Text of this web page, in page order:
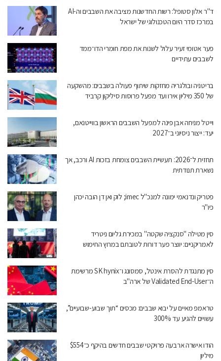
ד"ר אלון סטופל: רשות החדשנות מציבה את השבבים וה-AI
במרכז סדר היום הטכנולוגי של ישראל
פער אטומי זעיר עלול לשנות את מפת חומרי הדו־ממד
לשבבים עתידיים
בריטניה ובולגריה מחזקות שיתוף פעולה בשבבים: מהשקעה
של 350 מיליון אירו ועד מפעל פרוסות סיליקון קרביד
וייטל מניחה אבן פינה למפעל השבבים הראשון בווייטנאם,
יעד: ייצור ניסיוני ב־2027
תחזית ל־2026: תעשיית השבבים צומחת בזכות AI ורכב, אך
נשארת תנודתית
פטריק ונדנאמי ימונה למנכ"ל imec; לוק ואן דן הובה יכהן
כיו"ר
סין מטילה "סנקציה שקטה" במכירת גליום ניטריד
לאמריקניים: יווצר פער דורות לטובתם במרוץ החימוש
סין מתנגדת להסרת אינטל, סמסונג ו־SK hynix מרשימת
ה־Validated End-User של ארה"ב
טראמפ מאיים על יבוא שבבים: מכסים “תוך שבוע-שבועיים”,
עשויים להגיע עד 300%
הודו אישרה ארבעה פרויקטי שבבים חדשים בהיקף כ־$554
מיליון